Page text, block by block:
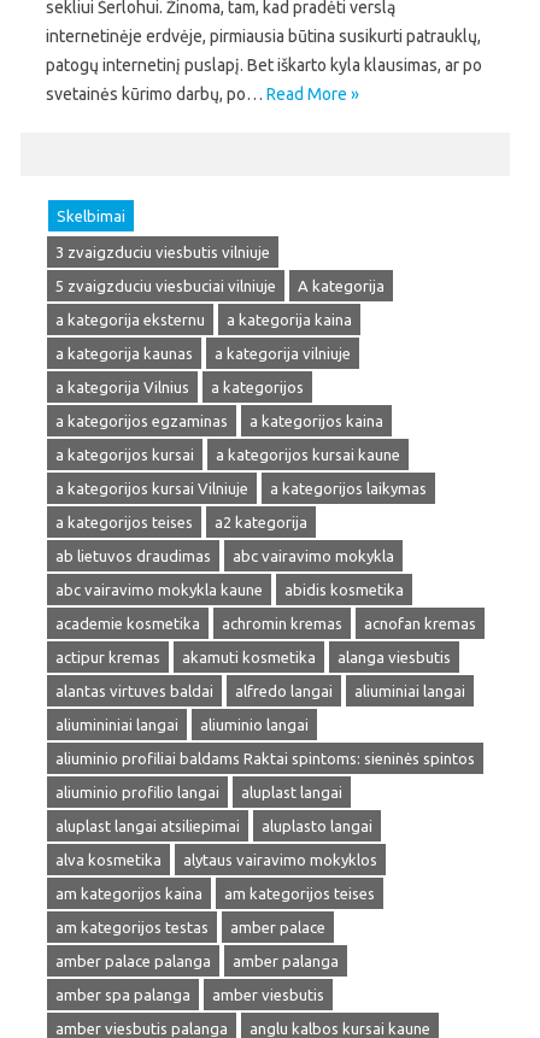
sekliui Šerlohui. Žinoma, tam, kad pradėti verslą
internetinėje erdvėje, pirmiausia būtina susikurti patrauklų,
patogų internetinį puslapį. Bet iškarto kyla klausimas, ar po
svetainės kūrimo darbų, po… Read More »
Skelbimai
3 zvaigzduciu viesbutis vilniuje
5 zvaigzduciu viesbuciai vilniuje
A kategorija
a kategorija eksternu
a kategorija kaina
a kategorija kaunas
a kategorija vilniuje
a kategorija Vilnius
a kategorijos
a kategorijos egzaminas
a kategorijos kaina
a kategorijos kursai
a kategorijos kursai kaune
a kategorijos kursai Vilniuje
a kategorijos laikymas
a kategorijos teises
a2 kategorija
ab lietuvos draudimas
abc vairavimo mokykla
abc vairavimo mokykla kaune
abidis kosmetika
academie kosmetika
achromin kremas
acnofan kremas
actipur kremas
akamuti kosmetika
alanga viesbutis
alantas virtuves baldai
alfredo langai
aliuminiai langai
aliumininiai langai
aliuminio langai
aliuminio profiliai baldams Raktai spintoms: sieninės spintos
aliuminio profilio langai
aluplast langai
aluplast langai atsiliepimai
aluplasto langai
alva kosmetika
alytaus vairavimo mokyklos
am kategorijos kaina
am kategorijos teises
am kategorijos testas
amber palace
amber palace palanga
amber palanga
amber spa palanga
amber viesbutis
amber viesbutis palanga
anglu kalbos kursai kaune